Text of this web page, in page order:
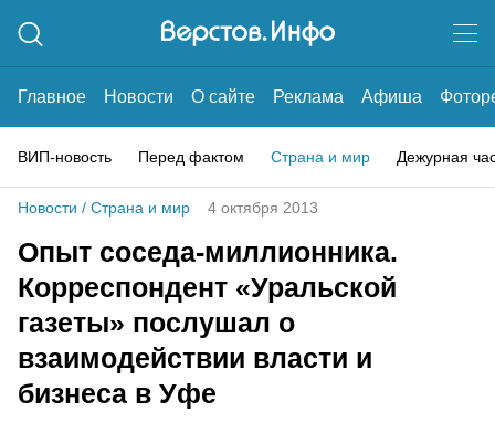
Главное Новости О сайте Реклама Афиша
ВИП-новость Перед фактом Страна и мир Дежурная
Новости / Страна и мир 4 октября 2013
Опыт соседа-миллионника.
Корреспондент «Уральской
газеты» послушал о
взаимодействии власти и
бизнеса в Уфе